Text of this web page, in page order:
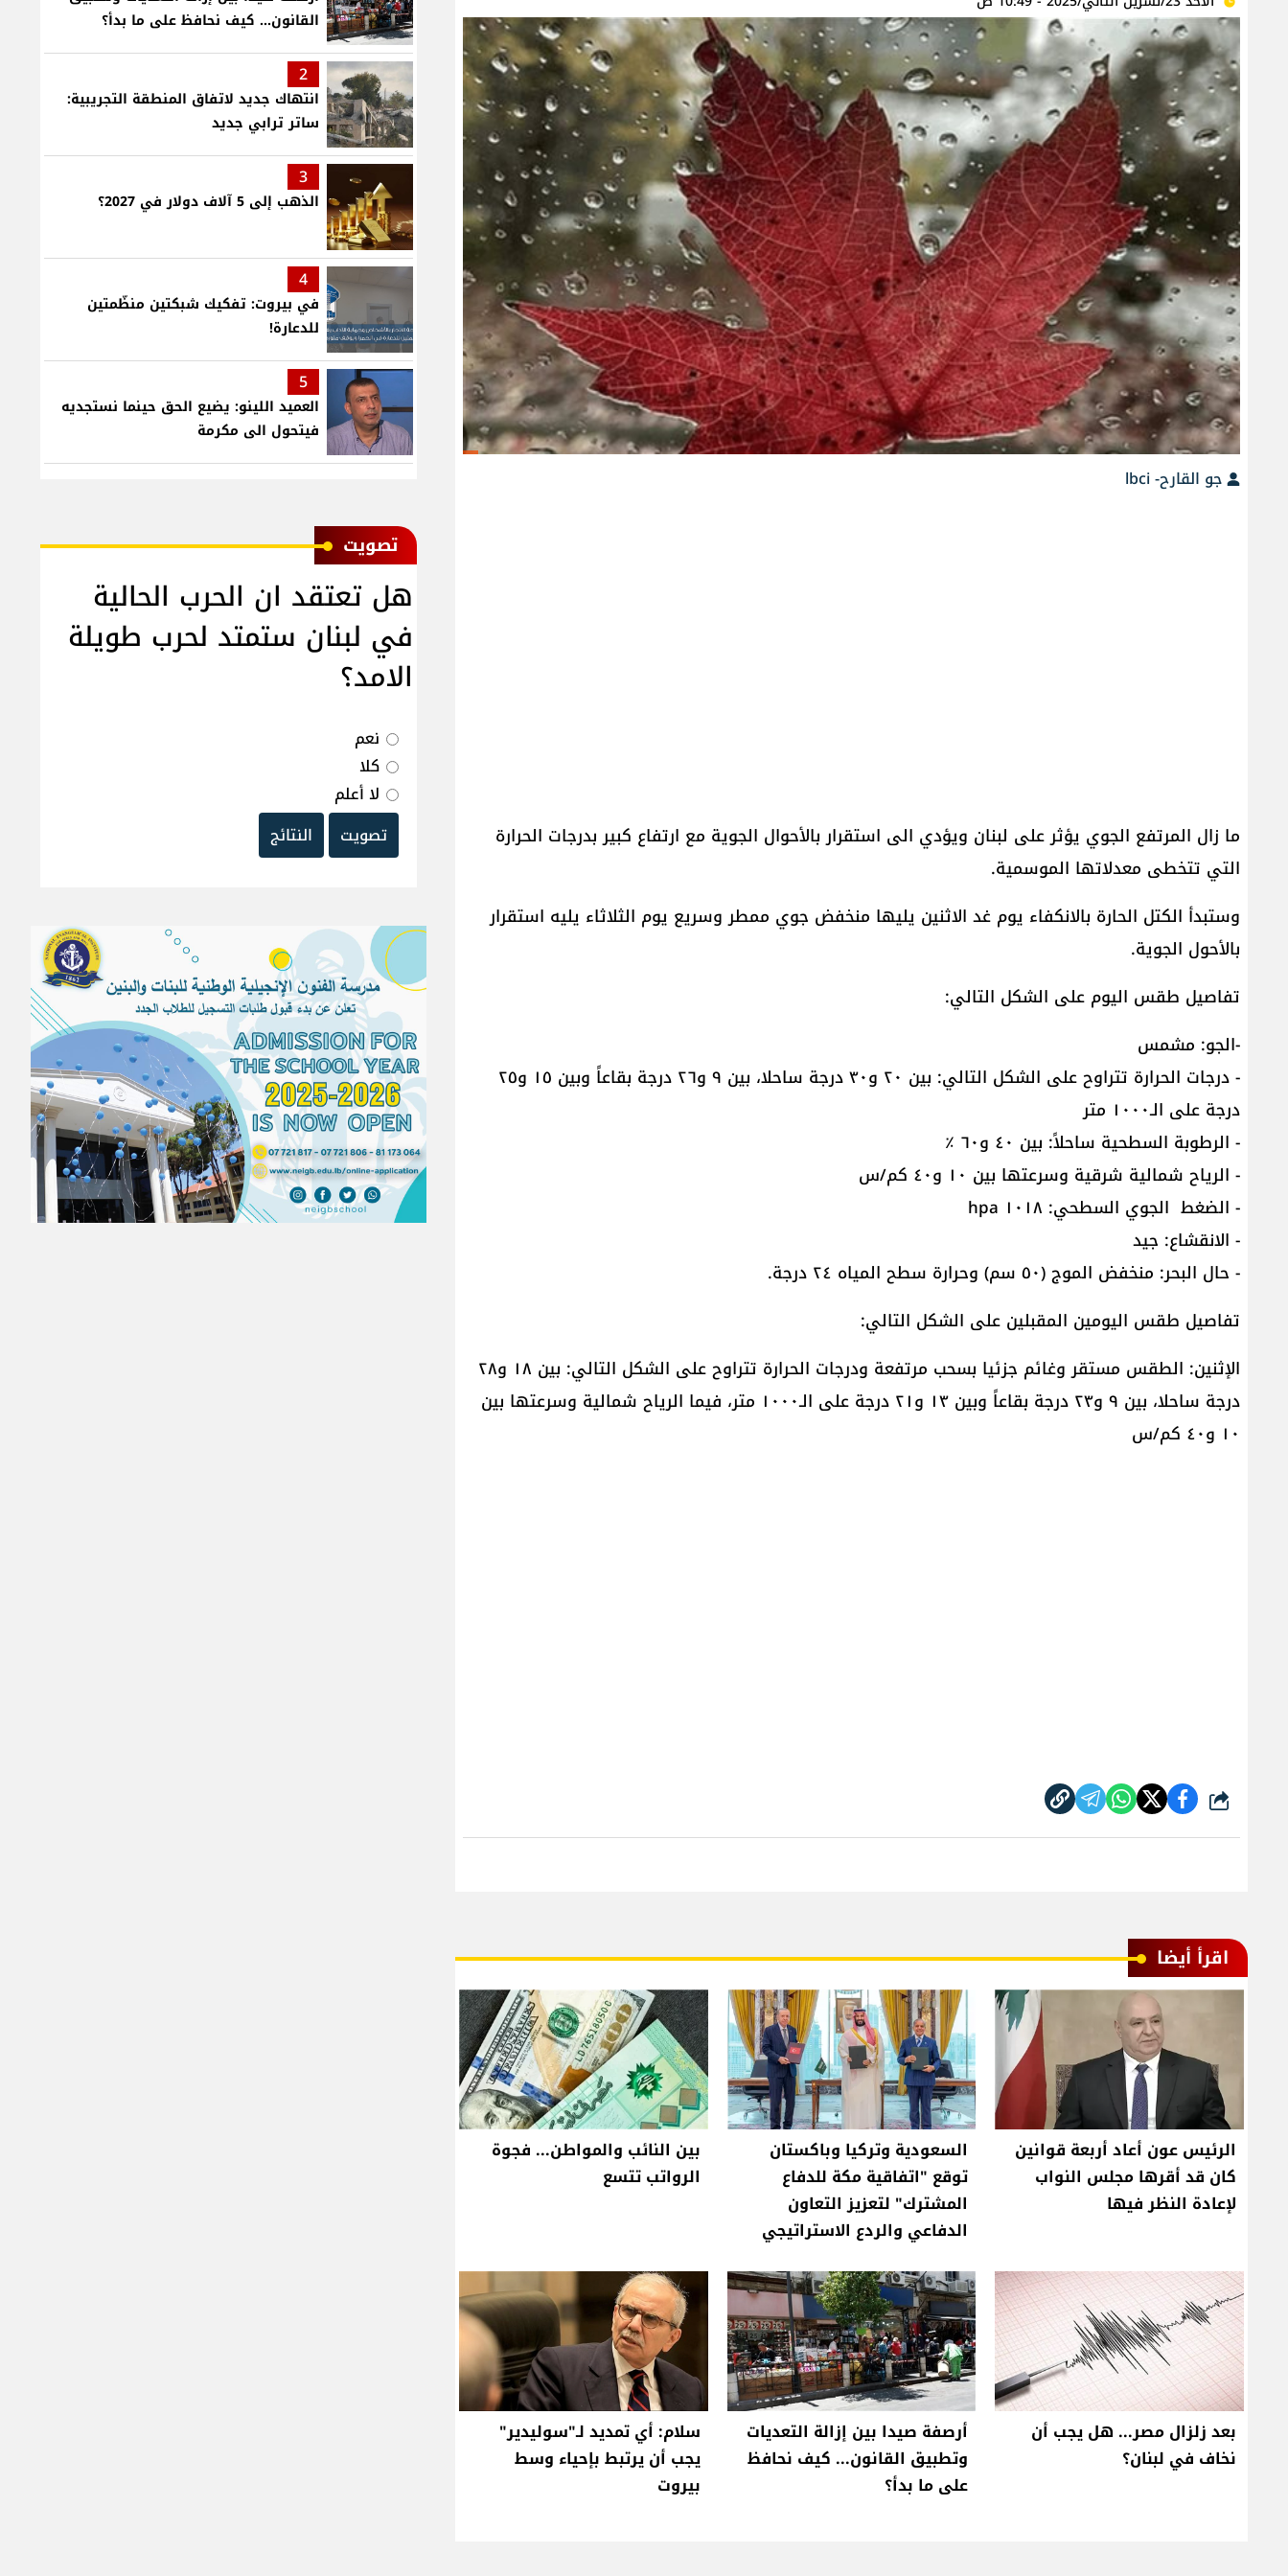
جو القارح- lbci
ما زال المرتفع الجوي يؤثر على لبنان ويؤدي الى استقرار بالأحوال الجوية مع ارتفاع كبير بدرجات الحرارة
التي تتخطى معدلاتها الموسمية.
وستبدأ الكتل الحارة بالانكفاء يوم غد الاثنين يليها منخفض جوي ممطر وسريع يوم الثلاثاء يليه استقرار
بالأحول الجوية.
تفاصيل طقس اليوم على الشكل التالي:
-الجو: مشمس
- درجات الحرارة تتراوح على الشكل التالي: بين ٢٠ و٣٠ درجة ساحلا، بين ٩ و٢٦ درجة بقاعاً وبين ١٥ و٢٥
درجة على الـ١٠٠٠ متر
- الرطوبة السطحية ساحلاً: بين ٤٠ و٦٠ ٪
- الرياح شمالية شرقية وسرعتها بين ١٠ و٤٠ كم/س
- الضغط الجوي السطحي: ١٠١٨ hpa
- الانقشاع: جيد
- حال البحر: منخفض الموج (٥٠ سم) وحرارة سطح المياه ٢٤ درجة.
تفاصيل طقس اليومين المقبلين على الشكل التالي:
الإثنين: الطقس مستقر وغائم جزئيا بسحب مرتفعة ودرجات الحرارة تتراوح على الشكل التالي: بين ١٨ و٢٨
درجة ساحلا، بين ٩ و٢٣ درجة بقاعاً وبين ١٣ و٢١ درجة على الـ١٠٠٠ متر، فيما الرياح شمالية وسرعتها بين
١٠ و٤٠ كم/س
شارك
اقرأ أيضا
الرئيس عون أعاد أربعة قوانين
كان قد أقرها مجلس النواب
لإعادة النظر فيها
السعودية وتركيا وباكستان
توقع "اتفاقية مكة للدفاع
المشترك" لتعزيز التعاون
الدفاعي والردع الاستراتيجي
بين النائب والمواطن... فجوة
الرواتب تتسع
بعد زلزال مصر... هل يجب أن
نخاف في لبنان؟
أرصفة صيدا بين إزالة التعديات
وتطبيق القانون... كيف نحافظ
على ما بدأ؟
سلام: أي تمديد لـ"سوليدير"
يجب أن يرتبط بإحياء وسط
بيروت
القانون... كيف نحافظ على ما بدأ؟
2
انتهاك جديد لاتفاق المنطقة التجريبية:
ساتر ترابي جديد
3
الذهب إلى 5 آلاف دولار في 2027؟
4
في بيروت: تفكيك شبكتين منظّمتين
للدعارة!
5
العميد اللينو: يضيع الحق حينما نستجديه
فيتحول الى مكرمة
ﺗﺼﻮﻳﺖ
هل تعتقد ان الحرب الحالية
في لبنان ستمتد لحرب طويلة
الامد؟
نعم
كلا
لا أعلم
تصويت
النتائج